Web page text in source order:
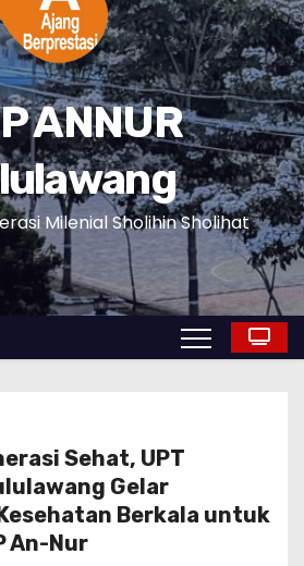
ANNUR
Milenial Sholihin Sholihat
Sehat, UPT
Gelar
Berkala untuk
An-Nur